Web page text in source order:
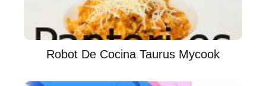
Robot De Cocina Taurus Mycook